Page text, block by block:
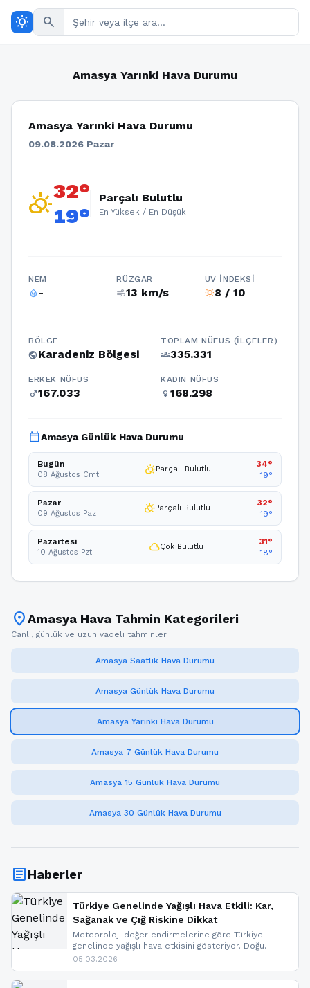
wb_sunny search
Amasya Yarınki Hava Durumu
Amasya Yarınki Hava Durumu
09.08.2026 Pazar
partly_cloudy_day32°
19°
Parçalı Bulutlu
En Yüksek / En Düşük
NEM
humidity_percentage-
RÜZGAR
air13 km/s
UV İNDEKSI
wb_sunny8 / 10
BÖLGE
publicKaradeniz Bölgesi
TOPLAM NÜFUS (İLÇELER)
groups335.331
ERKEK NÜFUS
male167.033
KADIN NÜFUS
female 168.298
calendar_todayAmasya Günlük Hava Durumu
Bugün
08 Ağustos Cmt partly_cloudy_dayParçalı Bulutlu
34°
19°
Pazar
09 Ağustos Paz partly_cloudy_dayParçalı Bulutlu
32°
19°
Pazartesi
10 Ağustos Pzt cloudÇok Bulutlu
31°
18°
location_onAmasya Hava Tahmin Kategorileri
Canlı, günlük ve uzun vadeli tahminler
Amasya Saatlik Hava Durumu
Amasya Günlük Hava Durumu
Amasya Yarınki Hava Durumu
Amasya 7 Günlük Hava Durumu
Amasya 15 Günlük Hava Durumu
Amasya 30 Günlük Hava Durumu
articleHaberler
Türkiye Genelinde Yağışlı Hava Etkili: Kar,
Sağanak ve Çığ Riskine Dikkat
Meteoroloji değerlendirmelerine göre Türkiye
genelinde yağışlı hava etkisini gösteriyor. Doğu
bölgelerinde kar yağışı beklenirken Marmara ve
ise çığ tehlikesi bulunuyor. İç kesimlerde sis ve pus
05.03.2026